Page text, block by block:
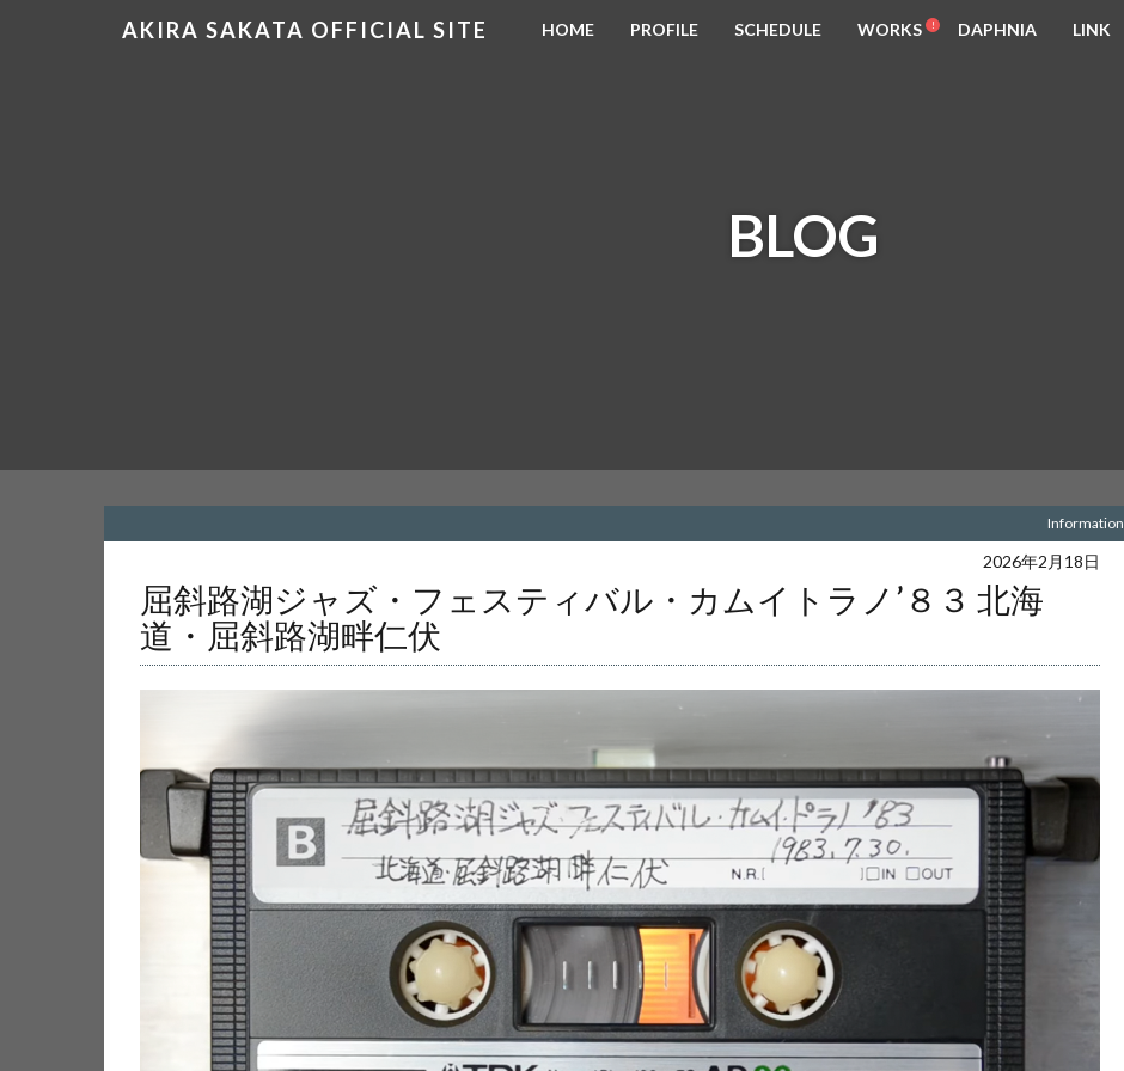
AKIRA SAKATA OFFICIAL SITE HOME PROFILE SCHEDULE WORKS DAPHNIA LINK
BLOG
Information
2026年2月18日
屈斜路湖ジャズ・フェスティバル・カムイトラノ’８３ 北海
道・屈斜路湖畔仁伏